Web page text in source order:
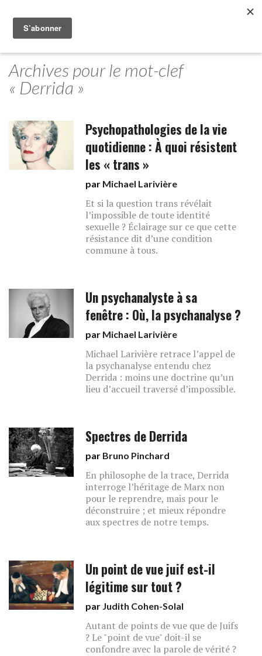
Archives pour le mot-clef
« Derrida »
Psychopathologies de la vie
quotidienne : À quoi résistent
les « trans »
par Michael Larivière
Et si la question trans révélait
l’impossible de toute identité
sexuelle ? Éclairage sur ce que cette
résistance dit d’une condition
commune à tous.
Un psychanalyste à sa
fenêtre : Où, la psychanalyse ?
par Michael Larivière
Michael Larivière retrace l’appel de
la psychanalyse entendu chez
Derrida : moins une doctrine qu’un
lieu d’accueil traversé d’impossible.
Spectres de Derrida
par Bruno Pinchard
En philosophe de la trace, Derrida
interroge l’héritage de Marx non
pour le reprendre, mais pour le
déconstruire ; et mieux répondre
aux spectres de notre temps.
Un point de vue juif est-il
légitime sur tout ?
par Judith Cohen-Solal
Autant de points de vue que de Juifs
? Le "point de vue" doit-il se
confondre avec la parole de vérité ?